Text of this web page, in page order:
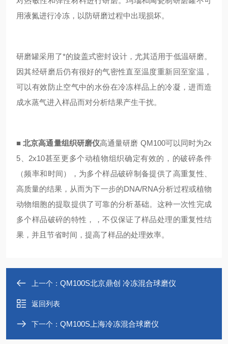
用液氮进行冷冻，以防研磨过程中出现损坏。
研磨罐采用了*的旋盖式密封设计，尤其适用于低温研磨。
因其经研磨后仍有很好的气密性直至温度重新回至室温，
可以有效防止空气中的水份在冷冻样品上的冷凝，进而造
成水蒸气进入样品而对分析结果产生干扰。
■北京高通量组织研磨仪高通量研磨 QM100可以同时为2x
5、2x10甚至更多个动植物组织确定有效的，的破碎条件
（频率和时间），为多个样品破碎制备提供了高重复性、
高质量的结果，从而为下一步的DNA/RNA分析过程或植物
动物细胞的提取提供了可靠的分析基础。这种一次性完成
多个样品破碎的特性，，不仅保证了样品处理的重复性结
果，并且节省时间，提高了样品的处理效率。
上一个： QM100S北京鼎创 冷冻混合球磨仪
返回列表
下一个： QM100S上海冷冻混合球磨仪